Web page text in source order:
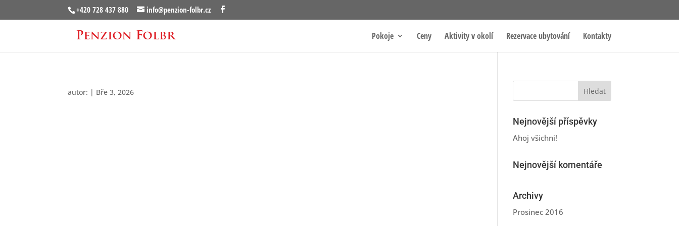
+420 728 437 880 info@penzion-folbr.cz
Pokoje Ceny Aktivity v okolí Rezervace ubytování Kontakty
autor: | Bře 3, 2026
Nejnovější příspěvky
Ahoj všichni!
Nejnovější komentáře
Archivy
Prosinec 2016